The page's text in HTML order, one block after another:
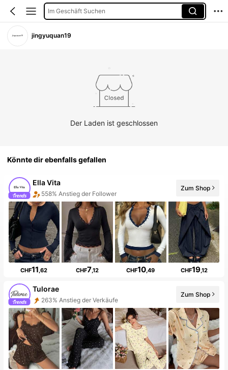
Im Geschäft Suchen
jingyuquan19
Der Laden ist geschlossen
Könnte dir ebenfalls gefallen
Ella Vita
558% Anstieg der Follower
5 Neu
Zum Shop
CHF11 ,62 CHF7,12 CHF10 ,49 CHF19,12
Tulorae
263% Anstieg der Verkäufe
192% Anstieg der Follower
Zum Shop